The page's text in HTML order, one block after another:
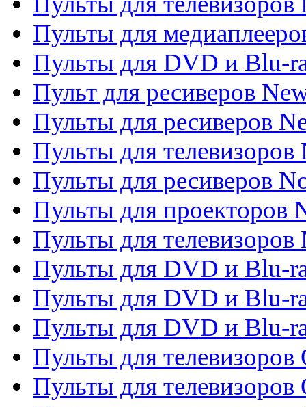
Пульты для
Пульты для DVD и Blu-
Пульт для ресиверов
Пульты для ресиверов
Пульты для телевизоров
Пульты для ресиверов
Пульты для проекторов
Пульты для телевизоров
Пульты для DVD и Blu-
Пульты для DVD и Blu-
Пульты для DVD и Blu-
Пульты для телевизоров
Пульты для телевизоров